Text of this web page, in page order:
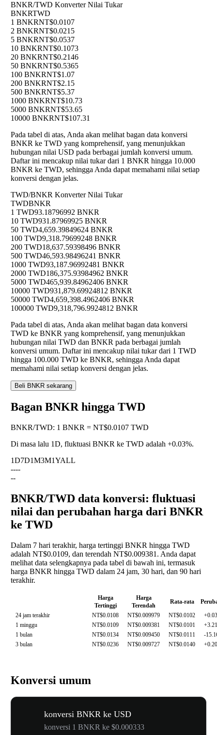
BNKR/TWD Konverter Nilai Tukar
BNKRTWD
1 BNKRNT$0.0107
2 BNKRNT$0.0215
5 BNKRNT$0.0537
10 BNKRNT$0.1073
20 BNKRNT$0.2146
50 BNKRNT$0.5365
100 BNKRNT$1.07
200 BNKRNT$2.15
500 BNKRNT$5.37
1000 BNKRNT$10.73
5000 BNKRNT$53.65
10000 BNKRNT$107.31
Pada tabel di atas, Anda akan melihat bagan data konversi
BNKR ke TWD yang komprehensif, yang menunjukkan
hubungan nilai USD pada berbagai jumlah konversi umum.
Daftar ini mencakup nilai tukar dari 1 BNKR hingga 10.000
BNKR ke TWD, sehingga Anda dapat memahami nilai setiap
konversi dengan jelas.
TWD/BNKR Konverter Nilai Tukar
TWDBNKR
1 TWD93.18796992 BNKR
10 TWD931.87969925 BNKR
50 TWD4,659.39849624 BNKR
100 TWD9,318.79699248 BNKR
200 TWD18,637.59398496 BNKR
500 TWD46,593.98496241 BNKR
1000 TWD93,187.96992481 BNKR
2000 TWD186,375.93984962 BNKR
5000 TWD465,939.84962406 BNKR
10000 TWD931,879.69924812 BNKR
50000 TWD4,659,398.4962406 BNKR
100000 TWD9,318,796.9924812 BNKR
Pada tabel di atas, Anda akan melihat bagan data konversi
TWD ke BNKR yang komprehensif, yang menunjukkan
hubungan nilai TWD dan BNKR pada berbagai jumlah
konversi umum. Daftar ini mencakup nilai tukar dari 1 TWD
hingga 100.000 TWD ke BNKR, sehingga Anda dapat
memahami nilai setiap konversi dengan jelas.
Beli BNKR sekarang
Bagan BNKR hingga TWD
BNKR/TWD: 1 BNKR = NT$0.0107 TWD
Di masa lalu 1D, fluktuasi BNKR ke TWD adalah +0.03%.
1D7D1M3M1YALL
----
--
BNKR/TWD data konversi: fluktuasi
nilai dan perubahan harga dari BNKR
ke TWD
Dalam 7 hari terakhir, harga tertinggi BNKR hingga TWD
adalah NT$0.0109, dan terendah NT$0.009381. Anda dapat
melihat data selengkapnya pada tabel di bawah ini, termasuk
harga BNKR hingga TWD dalam 24 jam, 30 hari, dan 90 hari
terakhir.
Harga
Tertinggi
Harga
Terendah
Rata-rata
24 jam terakhir
NT$0.0108 NT$0.009979 NT$0.0102
1 minggu
NT$0.0109 NT$0.009381 NT$0.0101
1 bulan
NT$0.0134 NT$0.009450 NT$0.0111
-
3 bulan
NT$0.0236 NT$0.009727 NT$0.0140
Konversi umum
konversi BNKR ke USD
konversi 1 BNKR ke $0.000333